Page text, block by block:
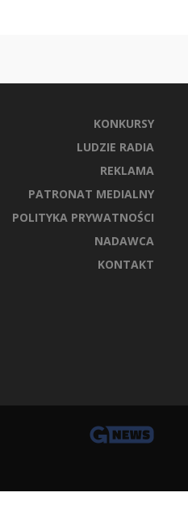
KONKURSY
LUDZIE RADIA
REKLAMA
PATRONAT MEDIALNY
POLITYKA PRYWATNOŚCI
NADAWCA
KONTAKT